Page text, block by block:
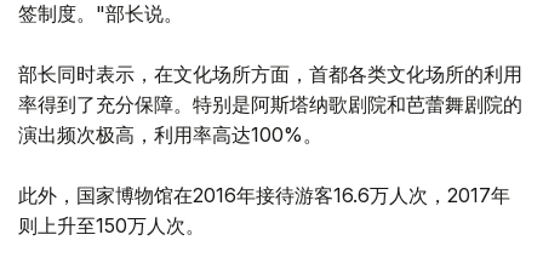
签制度。"部长说。
部长同时表示，在文化场所方面，首都各类文化场所的利用
率得到了充分保障。特别是阿斯塔纳歌剧院和芭蕾舞剧院的
演出频次极高，利用率高达100%。
此外，国家博物馆在2016年接待游客16.6万人次，2017年
则上升至150万人次。